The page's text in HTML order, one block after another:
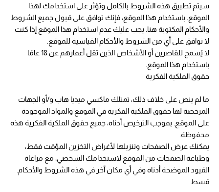
سيتم تطبيق هذه الشروط بالكامل وتؤثر على استخدامك لهذا
الموقع. باستخدام هذا الموقع، فإنك توافق على قبول جميع الشروط
والأحكام المكتوبة هنا. يجب عليك عدم استخدام هذا الموقع إذا كنت
لا توافق على أي من الشروط والأحكام القياسية للموقع.
لا يُسمح للقاصرين أو الأشخاص الذين تقل أعمارهم عن 18 عامًا
باستخدام هذا الموقع.
حقوق الملكية الفكرية
ما لم ينص على خلاف ذلك، تمتلك ماكسي ميديا هاب و/أو الجهات
المرخصة لها حقوق الملكية الفكرية في الموقع والمواد الموجودة
على الموقع. بموجب الترخيص أدناه، جميع حقوق الملكية الفكرية هذه
محفوظة.
يمكنك عرض الصفحات وتنزيلها لأغراض التخزين المؤقت فقط،
وطباعة الصفحات من الموقع لاستخدامك الشخصي، مع مراعاة
القيود الموضحة أدناه وفي أي مكان آخر في هذه الشروط والأحكام.
قسط